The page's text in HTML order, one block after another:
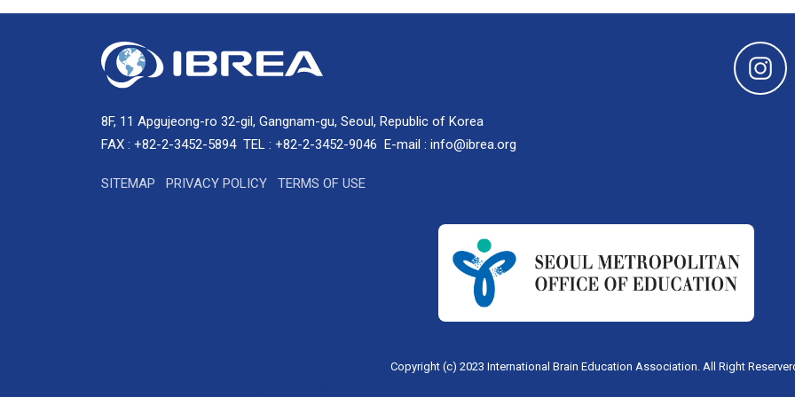
8F, 11 Apgujeong-ro 32-gil, Gangnam-gu, Seoul, Republic of Korea
FAX : +82-2-3452-5894 TEL : +82-2-3452-9046 E-mail : info@ibrea.org
SITEMAP PRIVACY POLICY TERMS OF USE
Copyright (c) 2023 International Brain Education Association. All Right